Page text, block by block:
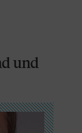
und